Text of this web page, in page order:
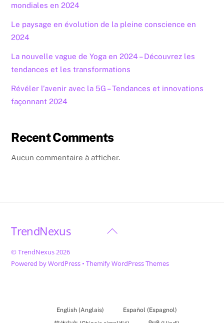
mondiales en 2024
Le paysage en évolution de la pleine conscience en
2024
La nouvelle vague de Yoga en 2024 – Découvrez les
tendances et les transformations
Révéler l’avenir avec la 5G – Tendances et innovations
façonnant 2024
Recent Comments
Aucun commentaire à afficher.
Back
TrendNexus
©TrendNexus2026
Powered byWordPress •Themify WordPress Themes
English (Anglais) Español (Espagnol)